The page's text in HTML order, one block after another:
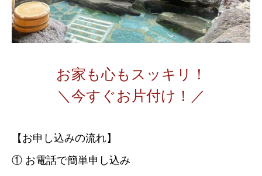
お家も心もスッキリ！
＼今すぐお片付け！／
【お申し込みの流れ】
① お電話で簡単申し込み